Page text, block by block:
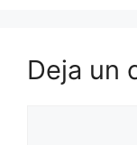
Deja un